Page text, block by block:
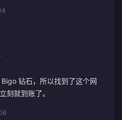
钻石，所以找到了这个网
刻就到账了。